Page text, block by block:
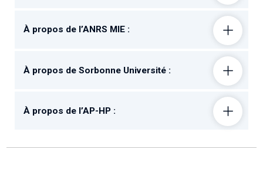
À propos de l’ANRS MIE :
À propos de Sorbonne Université :
À propos de l’AP-HP :